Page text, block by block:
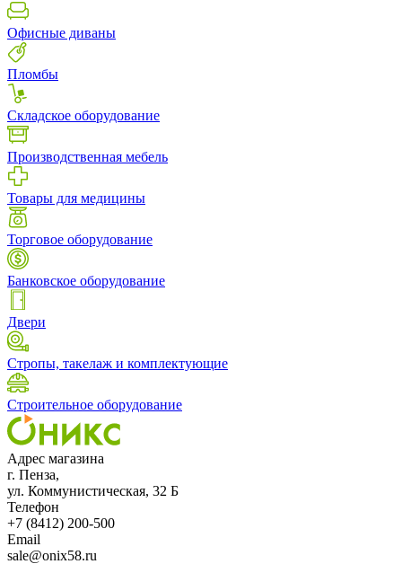
Офисные диваны
Пломбы
Складское оборудование
Производственная мебель
Товары для медицины
Торговое оборудование
Банковское оборудование
Двери
Стропы, такелаж и комплектующие
Строительное оборудование
Адрес магазина
г. Пенза,
ул. Коммунистическая, 32 Б
Телефон
+7 (8412) 200-500
Email
sale@onix58.ru